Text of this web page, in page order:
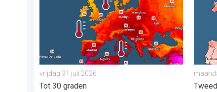
vrijdag 31 juli 2026
Tot 30 graden